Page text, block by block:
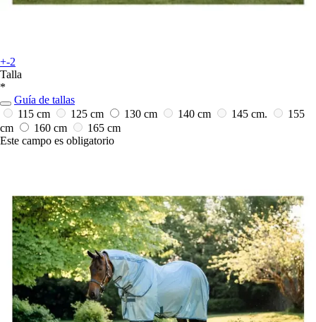
+-2
Talla
*
Guía de tallas
115 cm
125 cm 130 cm 140 cm 145 cm.
155
cm
160 cm
165 cm
Este campo es obligatorio